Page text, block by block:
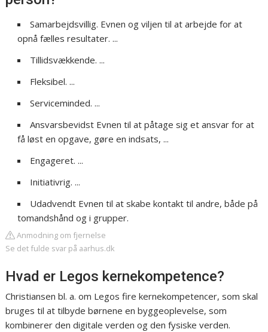
Samarbejdsvillig. Evnen og viljen til at arbejde for at
opnå fælles resultater. ...
Tillidsvækkende. ...
Fleksibel. ...
Serviceminded. ...
Ansvarsbevidst Evnen til at påtage sig et ansvar for at
få løst en opgave, gøre en indsats, ...
Engageret. ...
Initiativrig. ...
Udadvendt Evnen til at skabe kontakt til andre, både på
tomandshånd og i grupper.
Anmodning om fjernelse
Se det fulde svar på aarhus.dk
Hvad er Legos kernekompetence?
Christiansen bl. a. om Legos fire kernekompetencer, som skal
bruges til at tilbyde børnene en byggeoplevelse, som
kombinerer den digitale verden og den fysiske verden.